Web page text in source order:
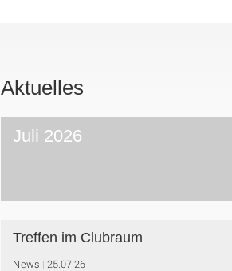
Aktuelles
Juli 2026
Treffen im Clubraum
News 25.07.26